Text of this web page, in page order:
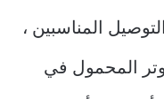
المناسبين ،
المحمول في